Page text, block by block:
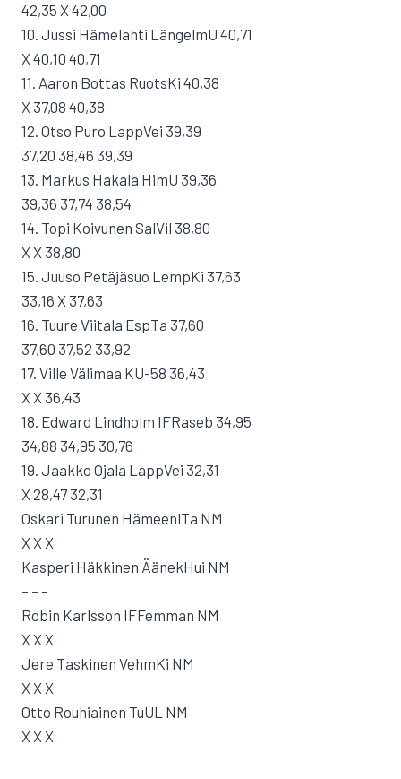
42,35 X 42,00
10. Jussi Hämelahti LängelmU 40,71
X 40,10 40,71
11. Aaron Bottas RuotsKi 40,38
X 37,08 40,38
12. Otso Puro LappVei 39,39
37,20 38,46 39,39
13. Markus Hakala HimU 39,36
39,36 37,74 38,54
14. Topi Koivunen SalVil 38,80
X X 38,80
15. Juuso Petäjäsuo LempKi 37,63
33,16 X 37,63
16. Tuure Viitala EspTa 37,60
37,60 37,52 33,92
17. Ville Välimaa KU-58 36,43
X X 36,43
18. Edward Lindholm IFRaseb 34,95
34,88 34,95 30,76
19. Jaakko Ojala LappVei 32,31
X 28,47 32,31
Oskari Turunen HämeenlTa NM
X X X
Kasperi Häkkinen ÄänekHui NM
– – –
Robin Karlsson IFFemman NM
X X X
Jere Taskinen VehmKi NM
X X X
Otto Rouhiainen TuUL NM
X X X